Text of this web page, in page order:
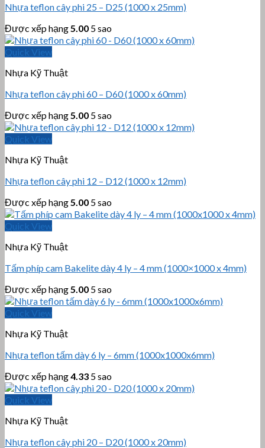
Nhựa teflon cây phi 25 – D25 (1000 x 25mm)
Được xếp hạng 5.00 5 sao
Quick View
Nhựa Kỹ Thuật
Nhựa teflon cây phi 60 – D60 (1000 x 60mm)
Được xếp hạng 5.00 5 sao
Quick View
Nhựa Kỹ Thuật
Nhựa teflon cây phi 12 – D12 (1000 x 12mm)
Được xếp hạng 5.00 5 sao
Quick View
Nhựa Kỹ Thuật
Tấm phíp cam Bakelite dày 4 ly – 4 mm (1000×1000 x 4mm)
Được xếp hạng 5.00 5 sao
Quick View
Nhựa Kỹ Thuật
Nhựa teflon tấm dày 6 ly – 6mm (1000x1000x6mm)
Được xếp hạng4.33 5 sao
Quick View
Nhựa Kỹ Thuật
Nhựa teflon cây phi 20 – D20 (1000 x 20mm)